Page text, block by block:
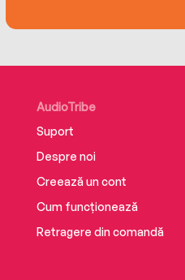
AudioTribe
Suport
Despre noi
Creează un cont
Cum funcționează
Retragere din comandă